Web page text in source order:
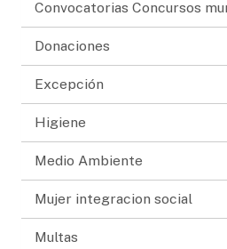
Convocatorias Concursos
Donaciones
Excepción
Higiene
Medio Ambiente
Mujer integracion social
Multas